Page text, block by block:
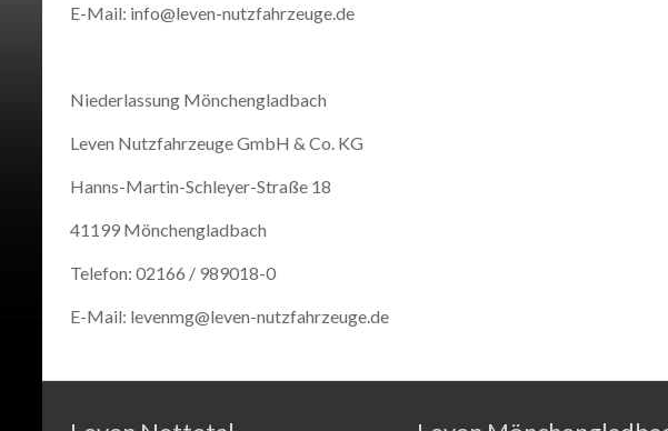
E-Mail: info@leven-nutzfahrzeuge.de
Niederlassung Mönchengladbach
Leven Nutzfahrzeuge GmbH & Co. KG
Hanns-Martin-Schleyer-Straße 18
41199 Mönchengladbach
Telefon: 02166 / 989018-0
E-Mail: levenmg@leven-nutzfahrzeuge.de